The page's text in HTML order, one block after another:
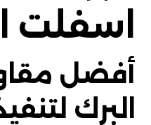
اسفلت
أفضل
البرك